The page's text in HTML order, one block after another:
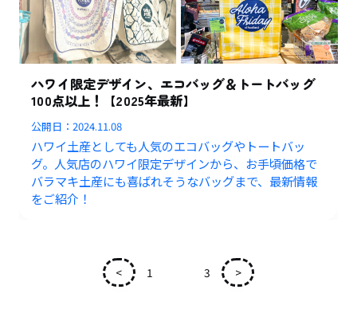
ハワイ限定デザイン、エコバッグ＆トートバッグ
100点以上！【2025年最新】
公開日：2024.11.08
ハワイ土産としても人気のエコバッグやトートバッ
グ。人気店のハワイ限定デザインから、お手頃価格で
バラマキ土産にも喜ばれそうなバッグまで、最新情報
をご紹介！
< 1 3 >